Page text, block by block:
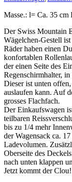
Masse.: l= Ca. 35
Der Swiss Mountain
Wägelchen-Gestell
Räder haben einen
konfortablen
der einen Seite des
Regenschirmhalter,
Dieser ist unten
auslaufen kann. Auf
grosses Flachfach.
Der Einkaufswagen
teilbaren
bis zu 1/4 mehr
der Wagensack ca.
Ladevolumen.
Oberseite des
nach unten klappen
Jetzt kommt der Clou!